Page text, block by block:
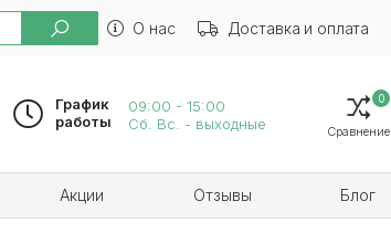
О нас Доставка и оплата
График
работы
09:00 - 15:00
Сб. Вс. - выходные
0
Сравнение
Акции Отзывы Блог